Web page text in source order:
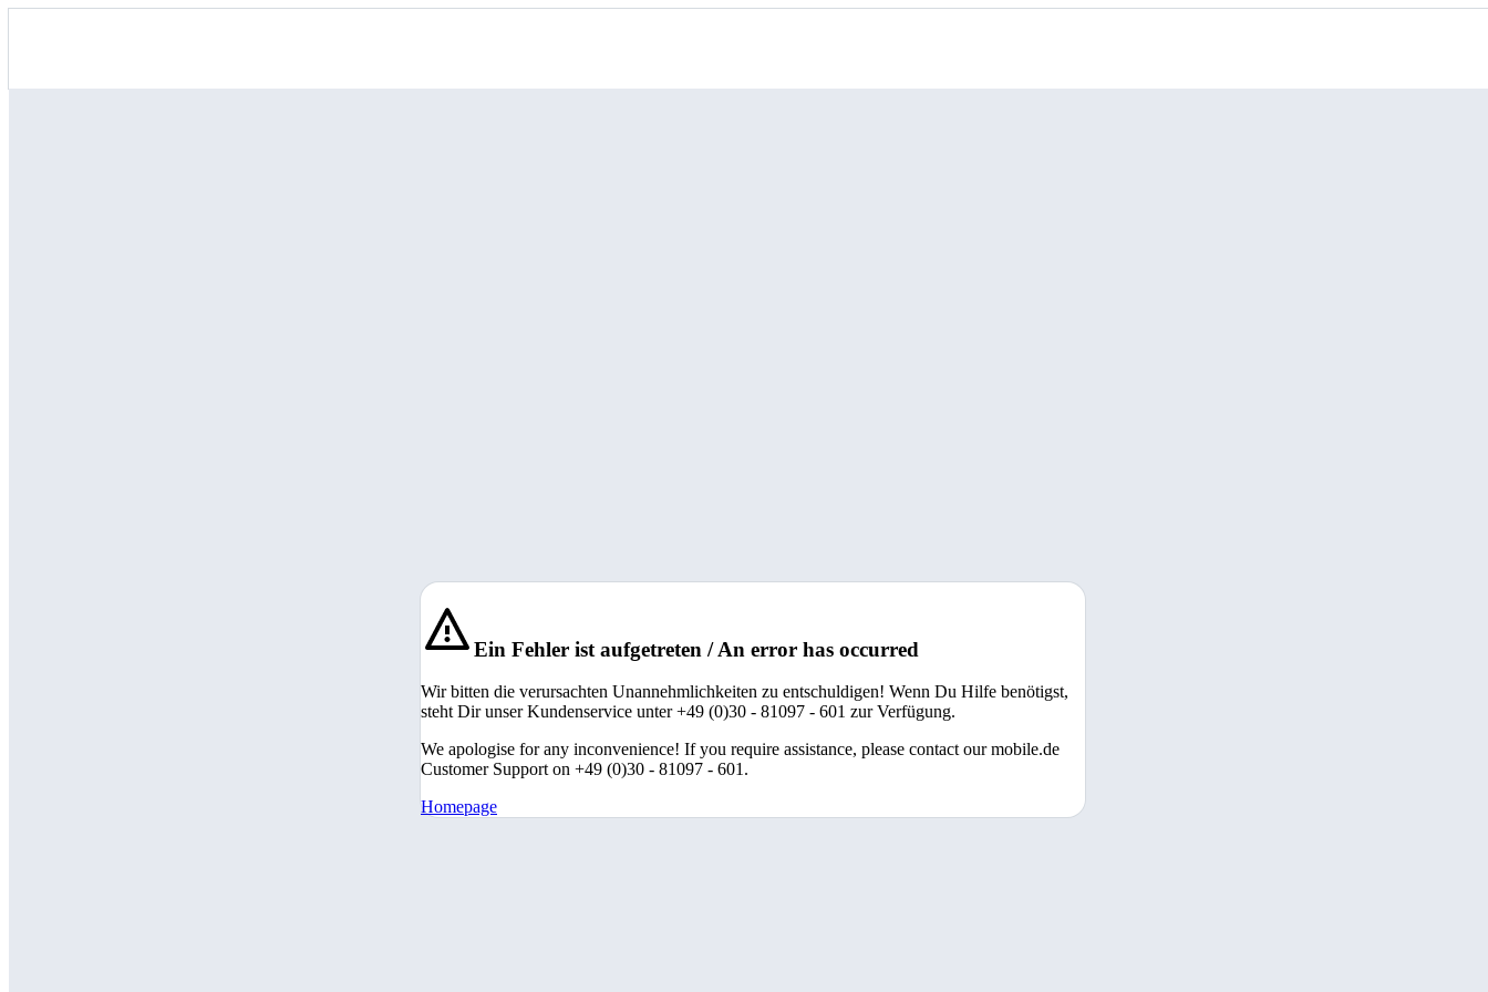
Ein Fehler ist aufgetreten / An error has occurred
Wir bitten die verursachten Unannehmlichkeiten zu entschuldigen! Wenn Du Hilfe benötigst,
steht Dir unser Kundenservice unter +49 (0)30 - 81097 - 601 zur Verfügung.
We apologise for any inconvenience! If you require assistance, please contact our mobile.de
Customer Support on +49 (0)30 - 81097 - 601.
Homepage